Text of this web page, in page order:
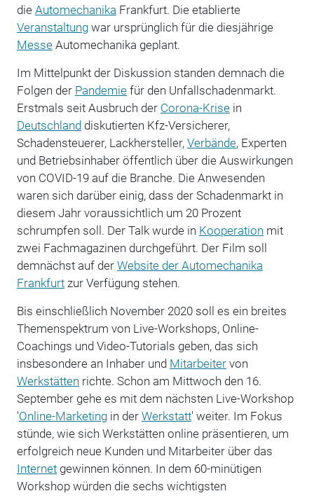
die Automechanika Frankfurt. Die etablierte
Veranstaltungwar ursprünglich für die diesjährige
MesseAutomechanika geplant.
Im Mittelpunkt der Diskussion standen demnach die
Folgen der Pandemiefür den Unfallschadenmarkt.
Erstmals seit Ausbruch der Corona-Krisein
Deutschlanddiskutierten Kfz-Versicherer,
Schadensteuerer, Lackhersteller, Verbände, Experten
und Betriebsinhaber öffentlich über die Auswirkungen
von COVID-19 auf die Branche. Die Anwesenden
waren sich darüber einig, dass der Schadenmarkt in
diesem Jahr voraussichtlich um 20 Prozent
schrumpfen soll. Der Talk wurde in Kooperation mit
zwei Fachmagazinen durchgeführt. Der Film soll
demnächst auf der Website der Automechanika
Frankfurtzur Verfügung stehen.
Bis einschließlich November 2020 soll es ein breites
Themenspektrum von Live-Workshops, Online-
Coachings und Video-Tutorials geben, das sich
insbesondere an Inhaber und Mitarbeitervon
Werkstätten richte. Schon am Mittwoch den 16.
September gehe es mit dem nächsten Live-Workshop
'Online-Marketingin der Werkstatt' weiter. Im Fokus
stünde, wie sich Werkstätten online präsentieren, um
erfolgreich neue Kunden und Mitarbeiter über das
Internetgewinnen können. In dem 60-minütigen
Workshop würden die sechs wichtigsten